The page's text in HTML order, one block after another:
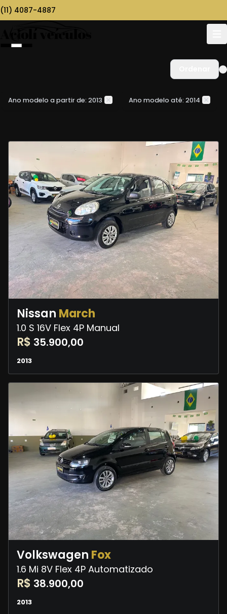
(11) 4087-4887
Ano modelo a partir de: 2013 Ano modelo até: 2014
Nissan March
1.0 S 16V Flex 4P Manual
R$ 35.900,00
2013
Volkswagen Fox
1.6 Mi 8V Flex 4P Automatizado
R$ 38.900,00
2013